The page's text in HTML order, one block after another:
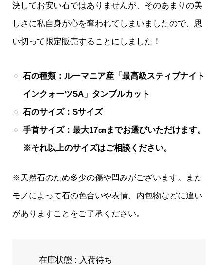
決してお安い石ではありませんが、そのあまりの美
しさに私自身が心を奪われてしまいましたので、思
い切って限定販売することにしました！
石の種類：ルーマニア産「最高級スティブナイト
インクォーツSA」タンブルカット
石のサイズ：Sサイズ
手首サイズ：最大17㎝までお選びいただけます。
※それ以上のサイズはご相談ください。
※天然石のため多少の傷や凹みがございます。また
モノによって石の色合いや表情、内包物などに違い
がありますことをご了承ください。
在庫状態 : 入荷待ち